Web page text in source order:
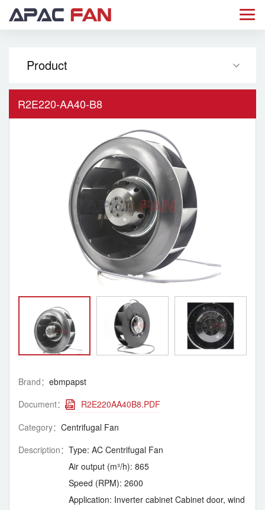
Product
R2E220-AA40-B8
Brand： ebmpapst
Document：
R2E220AA40B8.PDF
Category： Centrifugal Fan
Description： Type: AC Centrifugal Fan
Air output (m³/h): 865
Speed ​​(RPM): 2600
Application: Inverter cabinet Cabinet door, wind